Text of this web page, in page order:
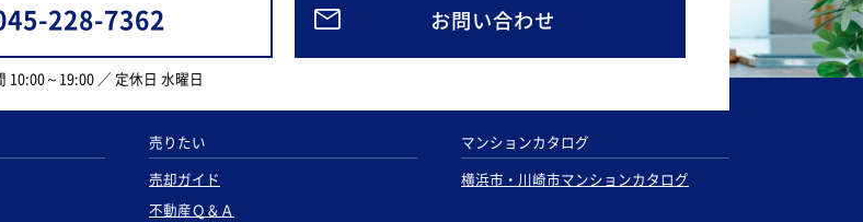
228-7362
10:00～19:00 ／ 定休日 水曜日
お問い合わせ
売りたい
売却ガイド
不動産Ｑ＆Ａ
マンションカタログ
横浜市・川崎市マンションカタログ